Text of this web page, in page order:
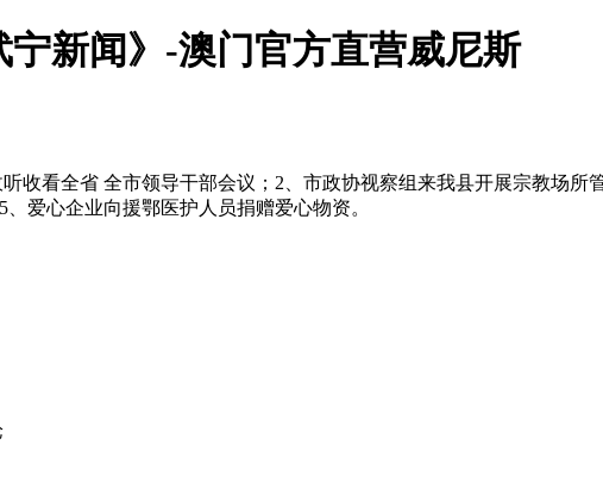
宁新闻》-澳门官方直营威尼斯
收看全省 全市领导干部会议；2、市政协视察组来我县开展宗教场
爱心企业向援鄂医护人员捐赠爱心物资。